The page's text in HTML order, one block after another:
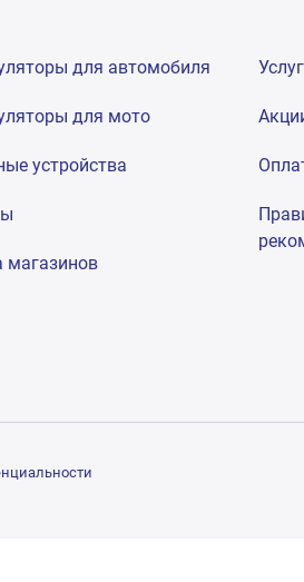
для автомобиля
для мото
устройства
магазинов